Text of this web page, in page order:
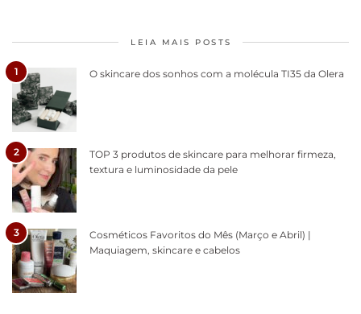
LEIA MAIS POSTS
1 O skincare dos sonhos com a molécula TI35 da Olera
2
TOP 3 produtos de skincare para melhorar firmeza,
textura e luminosidade da pele
3
Cosméticos Favoritos do Mês (Março e Abril) |
Maquiagem, skincare e cabelos